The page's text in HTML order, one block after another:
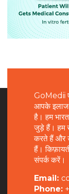
GoMedii
आपके इलाज
है। हम
जुड़े हैं। हम
करते हैं और
हैं।
संपर्क करें।
Email:
Phone: